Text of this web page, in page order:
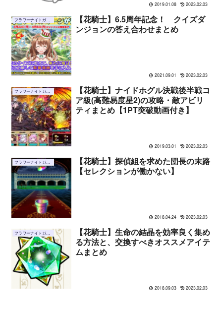
2019.01.08 2023.02.03
フラワーナイトガール
【花騎士】6.5周年記念！ クイズダ
ンジョンの答え合わせまとめ
2021.09.01 2023.02.03
フラワーナイトガール
【花騎士】ナイドホグル決戦後半戦コ
ア級(高難易度星2)の攻略・敵アビリ
ティまとめ【1PT突破動画付き】
2019.03.01 2023.02.03
フラワーナイトガール
【花騎士】探偵組を求めた団長の末路
【セレクションが働かない】
2018.04.24 2023.02.03
フラワーナイトガール
【花騎士】生命の結晶を効率良く集め
る方法と、交換すべきオススメアイテ
ムまとめ
2018.09.03 2023.02.03